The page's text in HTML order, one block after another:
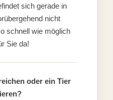
sich gerade in
nicht
schnell wie möglich
Sie da!
oder ein Tier